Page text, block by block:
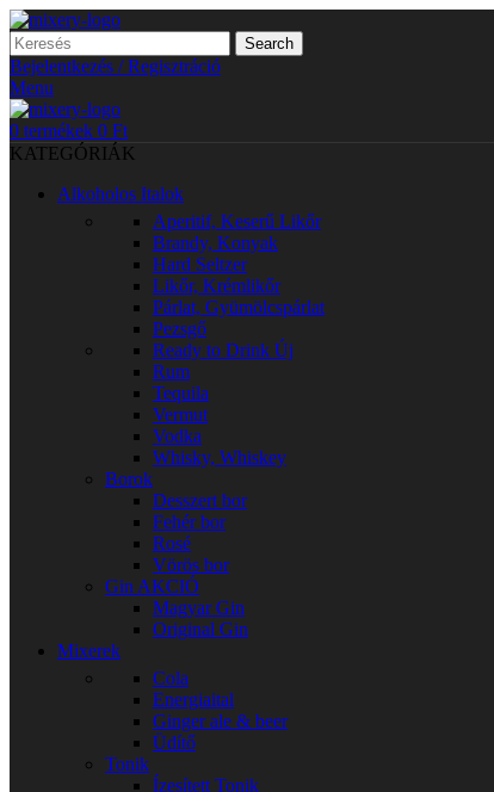
Search
Bejelentkezés / Regisztráció
Menu
0 termékek 0 Ft
KATEGÓRIÁK
Alkoholos Italok
Aperitif, Keserű Likőr
Brandy, Konyak
Hard Seltzer
Likőr, Krémlikőr
Párlat, Gyümölcspárlat
Pezsgő
Ready to Drink Új
Rum
Tequila
Vermut
Vodka
Whisky, Whiskey
Borok
Desszert bor
Fehér bor
Rosé
Vörös bor
Gin AKCIÓ
Magyar Gin
Original Gin
Mixerek
Cola
Energiaital
Ginger ale & beer
Üdítő
Tonik
Ízesített Tonik